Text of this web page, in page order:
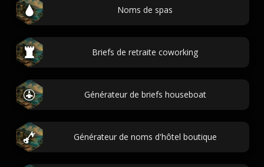
Noms de spas
Briefs de retraite coworking
Générateur de briefs houseboat
Générateur de noms d'hôtel boutique